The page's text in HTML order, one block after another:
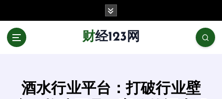
财经123网
酒水行业平台：打破行业壁